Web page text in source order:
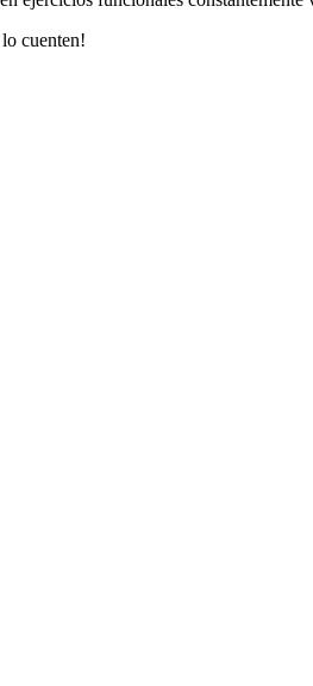
cuenten!